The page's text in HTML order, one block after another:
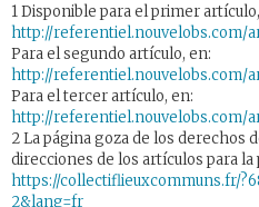
1 Disponible para el primer
http://referentiel.nouvelobs.com/
Para el segundo artículo, en:
http://referentiel.nouvelobs.com/
Para el tercer artículo, en:
http://referentiel.nouvelobs.com/
2 La página goza de los derechos
direcciones de los artículos para
https://collectiflieuxcommuns.fr/
2&lang=fr